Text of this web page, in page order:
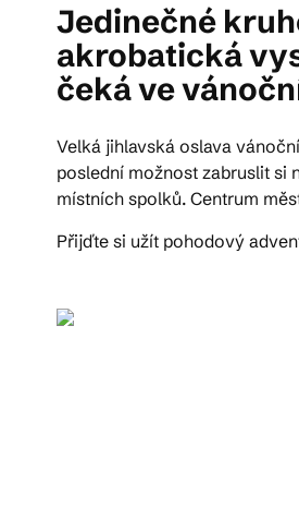
Jedinečné
akrobatická
čeká ve
Velká jihlavská oslava
poslední možnost zabruslit si
místních spolků. Centrum
Přijďte si užít pohodový